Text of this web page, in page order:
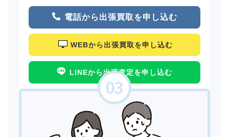
電話から出張買取を申し込む
WEBから出張買取を申し込む
LINEから出張査定を申し込む